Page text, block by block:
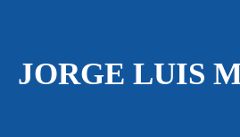
JORGE LUIS